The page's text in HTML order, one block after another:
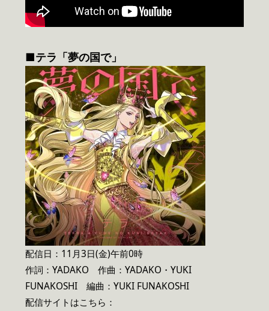
■テラ「夢の国で」
配信日：11月3日(金)午前0時
作詞：YADAKO 作曲：YADAKO・YUKI
FUNAKOSHI 編曲：YUKI FUNAKOSHI
配信サイトはこちら：